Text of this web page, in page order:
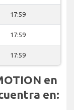
17:59
17:59
17:59
en
en: